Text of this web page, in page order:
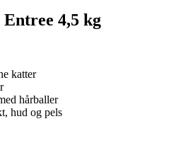
4,5 kg
katter
hårballer
hud og pels